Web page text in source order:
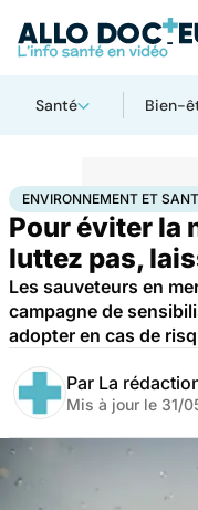
Santé Bien-
AccueilBien-être
ENVIRONNEMENT ET
Pour éviter la
luttez pas,
Les sauveteurs en
campagne de
adopter en cas de
Par La
Mis à jour le 31/